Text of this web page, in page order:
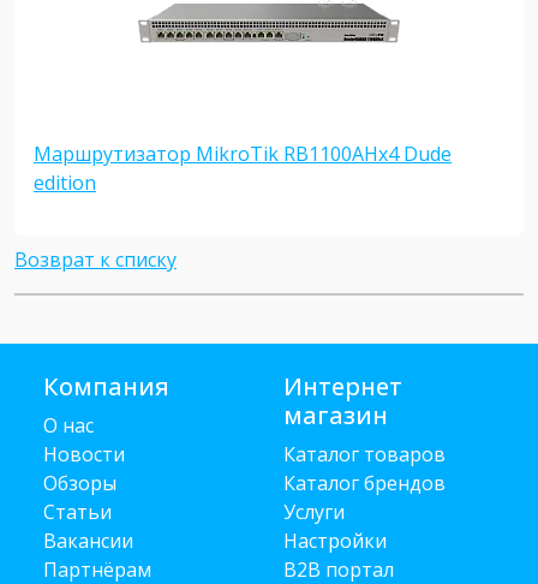
Маршрутизатор MikroTik RB1100AHx4 Dude
edition
Возврат к списку
Компания
О нас
Новости
Обзоры
Статьи
Вакансии
Партнёрам
Интернет
магазин
Каталог товаров
Каталог брендов
Услуги
Настройки
B2B портал